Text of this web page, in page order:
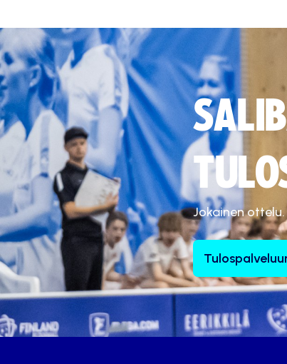
Jokainen